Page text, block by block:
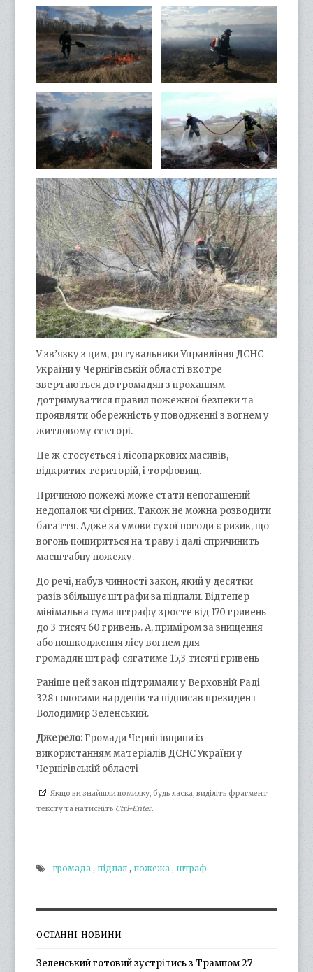
У зв’язку з цим, рятувальники Управління ДСНС
України у Чернігівській області вкотре
звертаються до громадян з проханням
дотримуватися правил пожежної безпеки та
проявляти обережність у поводженні з вогнем у
житловому секторі.
Це ж стосується і лісопаркових масивів,
відкритих територій, і торфовищ.
Причиною пожежі може стати непогашений
недопалок чи сірник. Також не можна розводити
багаття. Адже за умови сухої погоди є ризик, що
вогонь пошириться на траву і далі спричинить
масштабну пожежу.
До речі, набув чинності закон, який у десятки
разів збільшує штрафи за підпали. Відтепер
мінімальна сума штрафу зросте від 170 гривень
до 3 тисяч 60 гривень. А, приміром за знищення
або пошкодження лісу вогнем для
громадян штраф сягатиме 15,3 тисячі гривень
Раніше цей закон підтримали у Верховній Раді
328 голосами нардепів та підписав президент
Володимир Зеленський.
Джерело:Громади Чернігівщини із
використанням матеріалів ДСНС України у
Чернігівській області
Якщо ви знайшли помилку, будь ласка, виділіть фрагмент
тексту та натисніть Ctrl+Enter.
громада , підпал , пожежа , штраф
ОСТАННІ НОВИНИ
Зеленський готовий зустрітись з Трампом 27